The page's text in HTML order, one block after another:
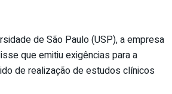
de São Paulo (USP), a empresa
que emitiu exigências para a
de realização de estudos clínicos